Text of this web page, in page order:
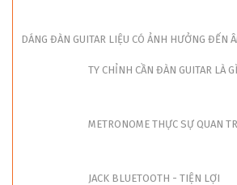
DÁNG ĐÀN GUITAR LIỆU CÓ ẢNH HƯỞNG ĐẾN
TY CHỈNH CẦN ĐÀN GUITAR LÀ
METRONOME THỰC SỰ QUAN
JACK BLUETOOTH - TIỆN LỢI